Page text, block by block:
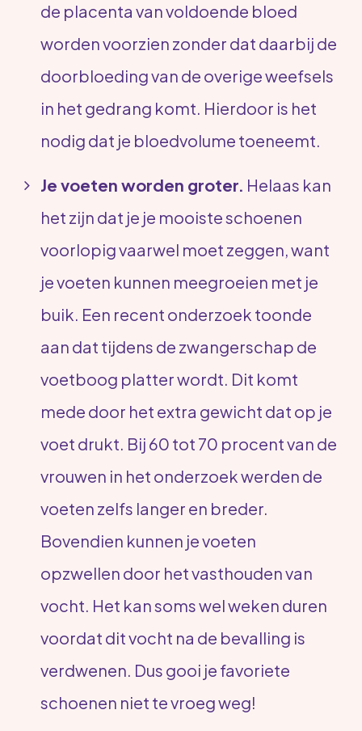
Zoek
de placenta van voldoende bloed
worden voorzien zonder dat daarbij de
doorbloeding van de overige weefsels
in het gedrang komt. Hierdoor is het
nodig dat je bloedvolume toeneemt.
Je voeten worden groter. Helaas kan
het zijn dat je je mooiste schoenen
voorlopig vaarwel moet zeggen, want
je voeten kunnen meegroeien met je
buik. Een recent onderzoek toonde
aan dat tijdens de zwangerschap de
voetboog platter wordt. Dit komt
mede door het extra gewicht dat op je
voet drukt. Bij 60 tot 70 procent van de
vrouwen in het onderzoek werden de
voeten zelfs langer en breder.
Bovendien kunnen je voeten
opzwellen door het vasthouden van
vocht. Het kan soms wel weken duren
voordat dit vocht na de bevalling is
verdwenen. Dus gooi je favoriete
schoenen niet te vroeg weg!